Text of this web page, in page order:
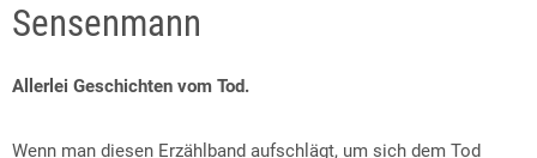
Sensenmann
Allerlei Geschichten vom Tod.
Wenn man diesen Erzählband aufschlägt, um sich dem Tod